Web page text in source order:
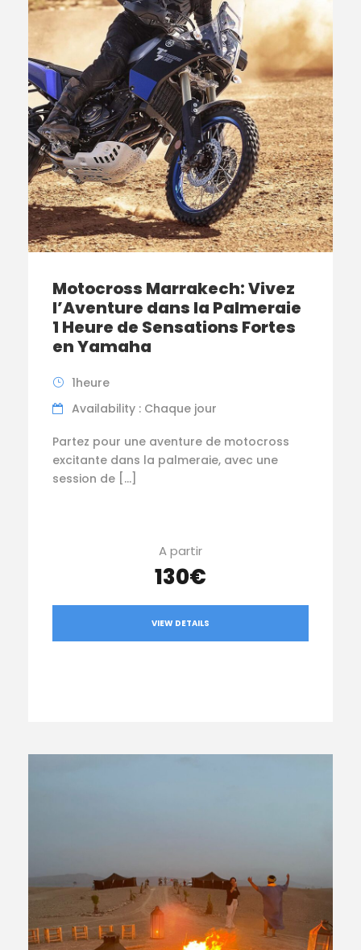
Motocross Marrakech: Vivez
l’Aventure dans la Palmeraie
1 Heure de Sensations Fortes
en Yamaha
1heure
Availability : Chaque jour
Partez pour une aventure de motocross
excitante dans la palmeraie, avec une
session de […]
A partir
130€
VIEW DETAILS